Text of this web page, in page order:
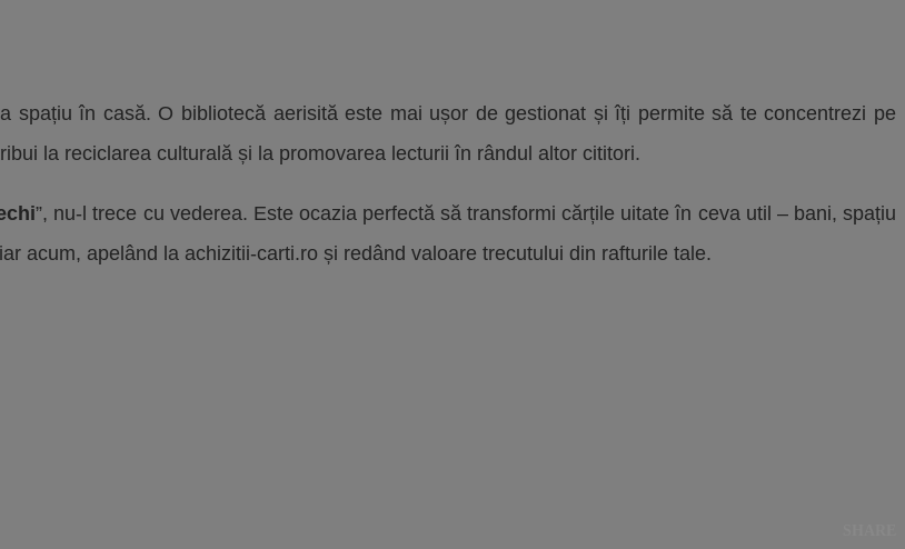
spațiu în casă. O bibliotecă aerisită este mai ușor de gestionat și îți permite să te concentrezi pe
la reciclarea culturală și la promovarea lecturii în rândul altor cititori.
”, nu-l trece cu vederea. Este ocazia perfectă să transformi cărțile uitate în ceva util – bani, spațiu
acum, apelând la achizitii-carti.ro și redând valoare trecutului din rafturile tale.